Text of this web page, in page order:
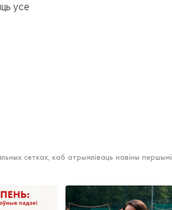
усе
сетках, каб атрымліваць навіны першымі